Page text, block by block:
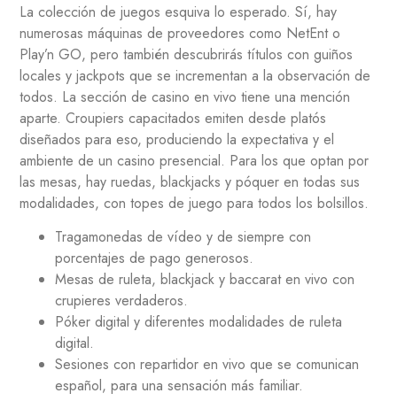
La colección de juegos esquiva lo esperado. Sí, hay
numerosas máquinas de proveedores como NetEnt o
Play’n GO, pero también descubrirás títulos con guiños
locales y jackpots que se incrementan a la observación de
todos. La sección de casino en vivo tiene una mención
aparte. Croupiers capacitados emiten desde platós
diseñados para eso, produciendo la expectativa y el
ambiente de un casino presencial. Para los que optan por
las mesas, hay ruedas, blackjacks y póquer en todas sus
modalidades, con topes de juego para todos los bolsillos.
Tragamonedas de vídeo y de siempre con
porcentajes de pago generosos.
Mesas de ruleta, blackjack y baccarat en vivo con
crupieres verdaderos.
Póker digital y diferentes modalidades de ruleta
digital.
Sesiones con repartidor en vivo que se comunican
español, para una sensación más familiar.